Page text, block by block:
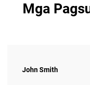
Mga
John Smith